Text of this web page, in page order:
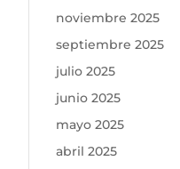
noviembre 2025
septiembre 2025
julio 2025
junio 2025
mayo 2025
abril 2025